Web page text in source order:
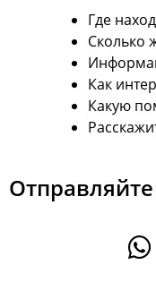
Где
Сколько
Как
Какую